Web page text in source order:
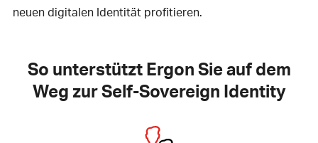
neuen digitalen Identität profitieren.
So unterstützt Ergon Sie auf dem
Weg zur Self-Sovereign Identity